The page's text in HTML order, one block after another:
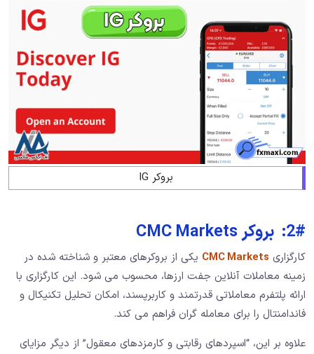
بروکر IG
2#: بروکر CMC Markets
کارگزاری CMC Markets یکی از بروکرهای معتبر و شناخته شده در
زمینه معاملات آنلاین جفت ارزها، محسوب می ‌شود. این کارگزاری با
ارائه پلتفرم معاملاتی قدرتمند و کاربرپسند، امکان تحلیل تکنیکال و
فاندامنتال را برای معامله‌ گران فراهم می ‌کند.
علاوه بر این، “اسپردهای رقابتی و کارمزدهای معقول” از دیگر مزایای